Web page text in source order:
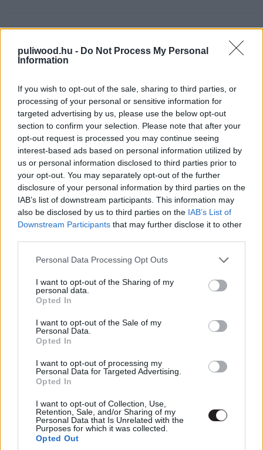
puliwood.hu - Do Not Process My Personal
Information
If you wish to opt-out of the sale, sharing to third parties, or
processing of your personal or sensitive information for
targeted advertising by us, please use the below opt-out
section to confirm your selection. Please note that after your
opt-out request is processed you may continue seeing
interest-based ads based on personal information utilized by
us or personal information disclosed to third parties prior to
your opt-out. You may separately opt-out of the further
disclosure of your personal information by third parties on the
IAB’s list of downstream participants. This information may
also be disclosed by us to third parties on the IAB’s List of
Downstream Participants that may further disclose it to other
Please note that this website/app uses one or more Google
not limited to your visit or usage behaviour. You may click to
grant or deny consent to Google and its third-party tags to
use your data for below specified purposes in below Google
consent section.
Personal Data Processing Opt Outs
I want to opt-out of the Sharing of my
personal data.
Opted In
I want to opt-out of the Sale of my
Personal Data.
Opted In
I want to opt-out of processing my
Personal Data for Targeted Advertising.
Opted In
I want to opt-out of Collection, Use,
Retention, Sale, and/or Sharing of my
Personal Data that Is Unrelated with the
Purposes for which it was collected.
Opted Out
Hangya szerepe miatt
Milány Botond|2020 június 29. 08:00
De az nevet, aki utoljára nevet.
Bár idehaza enyhülni látszik a koronavírus, a világ többi
részén (köztük Amerikában) sajnos továbbra is tombol a
járvány, ez pedig egyre inkább kezdi megpecsételni nem
hiszen rengetegforgatás állt leaz elmúlt hónapokban, és
egyelőre nem látni, hogy mikor indulhatnak újra a
Emiatt igyekeznek a munka nélkül maradt színészek
ilyen-olyan módon elfoglalni magukat. Nemrég
például Chris Evans beszélgetett el
nevében Paul Rudd-dal, amelyben a Hangyát megformáló
színész többek között azt is elárulta, hogy bizony néhány
ember eleinte kinevette és viccesnek találta a tényt, hogy